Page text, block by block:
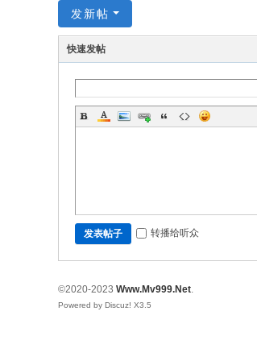
发新帖
快速发帖
发表帖子 转播给听众
©2020-2023 Www.Mv999.Net.
Powered by Discuz! X3.5